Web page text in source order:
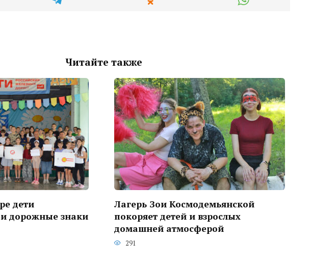
Читайте также
дети
дорожные знаки
Лагерь Зои Космодемьянской
покоряет детей и взрослых
домашней атмосферой
291